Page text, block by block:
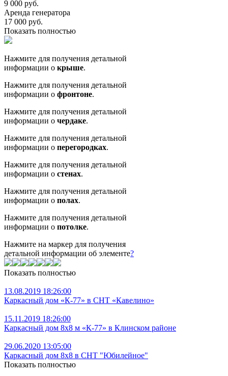
9 000 руб.
Аренда генератора
17 000 руб.
Показать полностью
Нажмите для получения детальной
информации о крыше.
Нажмите для получения детальной
информации о фронтоне.
Нажмите для получения детальной
информации о чердаке.
Нажмите для получения детальной
информации о перегородках.
Нажмите для получения детальной
информации о стенах.
Нажмите для получения детальной
информации о полах.
Нажмите для получения детальной
информации о потолке.
Нажмите на маркер для получения
детальной информации об элементе?
Показать полностью
13.08.2019 18:26:00
Каркасный дом «К-77» в СНТ «Кавелино»
15.11.2019 18:26:00
Каркасный дом 8х8 м «К-77» в Клинском районе
29.06.2020 13:05:00
Каркасный дом 8х8 в СНТ "Юбилейное"
Показать полностью